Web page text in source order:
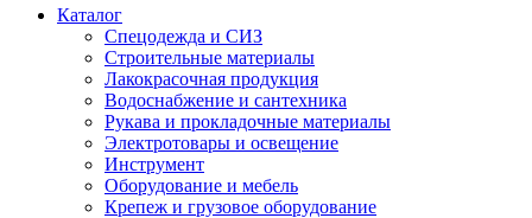
Каталог
Спецодежда и СИЗ
Строительные материалы
Лакокрасочная продукция
Водоснабжение и сантехника
Рукава и прокладочные материалы
Электротовары и освещение
Инструмент
Оборудование и мебель
Крепеж и грузовое оборудование